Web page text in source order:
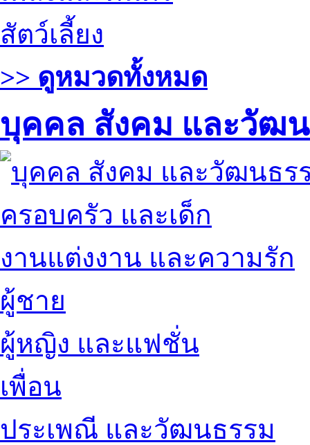
สัตว์เลี้ยง
>> ดูหมวดทั้งหมด
บุคคล สังคม และวัฒ
ครอบครัว และเด็ก
งานแต่งงาน และความรัก
ผู้ชาย
ผู้หญิง และแฟชั่น
เพื่อน
ประเพณี และวัฒนธรรม